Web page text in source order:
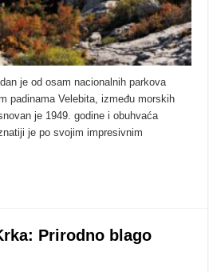
je od osam nacionalnih parkova
padinama Velebita, između morskih
je 1949. godine i obuhvaća
je po svojim impresivnim
Prirodno blago